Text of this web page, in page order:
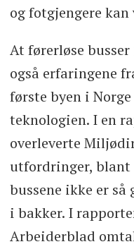
og fotgjengere
At førerløse
også erfaringene
første byen i
teknologien. I en
overleverte
utfordringer, blant
bussene ikke er
i bakker. I
Arbeiderblad